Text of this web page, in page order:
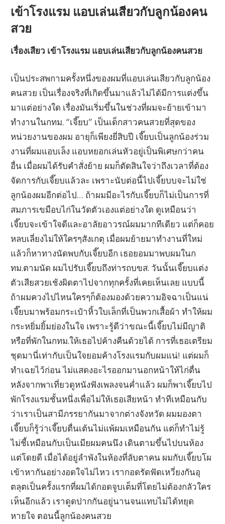
เข้าโรงแรม แอบเล่นเสียวกับลูกน้องคน
สวย
เรื่องเสียว เข้าโรงแรม แอบเล่นเสียวกับลูกน้องคนสวย
เป็นประสพกามครั้งหนึ่งของผมที่แอบเล่นเสียวกับลูกน้อง
คนสวย เป็นเรื่องจริงที่เกิดขึ้นมาแล้วไม่ได้มีการแต่งขึ้น
มาแต่อย่างใด เรื่องมันเริ่มขึ้นในช่วงที่ผมจะย้ายเข้ามา
ทำงานในกทม. “เจี๊ยบ” เป็นเด็กสาวคนสวยที่สุดของ
หน่วยงานของผม อายุก็เพียงยี่สิบปี เจี๊ยบเป็นลูกน้องร่วม
งานที่ผมแอบเล็ง แอบหยอกเล่นหัวอยู่เป็นพิเศษกว่าคน
อื่น เมื่อผมได้รับคำสั่งย้าย ผมก็ตัดสินใจว่าถึงเวลาที่ต้อง
จัดการกับเจี๊ยบแล้วละ เพราะนับต่อนี้ไปเจี๊ยบบจะไม่ใช่
ลูกน้องผมอีกต่อไป… ถ้าผมมีอะไรกับเจี๊ยบก็ไม่เป็นการที่
สมภารเขมือบไก่ในวัดตัวเองแต่อย่างใด ดูเหมือนว่า
เจี๊ยบจะเข้าใจดีและอาลัยอาวรณ์ผมมากทีเดียว แต่ก็คอย
หลบเลี่ยงไม่ให้ใครๆสังเกตุ เมื่อผมย้ายมาทำงานที่ใหม่
แล้วก็หาทางนัดพบกับเจี๊ยบอีก เธอยอมมาพบผมในก
ทม.ตามนัด ผมไปรับเจี๊ยบถึงท่ารถบขส. วันนั้นเจี๊ยบแต่ง
ตัวเสียสวยเช้งผิดตาไปจากทุกครั้งที่เคยเห็นเลย แบบนี้
ถ้าผมควงไปไหนใครๆก็ต้องมองด้วยความอิจฉาเป็นแน่
เจี๊ยบมาพร้อมกระเป๋าหิ้วใบเล็กที่เป็นพวกเสื้อผ้า ทำให้ผม
กระหยิ่มยิ้มย่องในใจ เพราะรู้ดีว่าขณะนี้เจี๊ยบไม่มีญาติ
หรือที่พักในกทม.ให้เธอไปค้างคืนด้วยได้ การที่เธอเตรียม
ชุดมานี่เท่ากับเป็นใจยอมค้างโรงแรมกับผมแน่! แต่ผมก็
ทำเฉยไว้ก่อน ไม่แสดงอะไรออกมานอกหน้าให้ไก่ตื่น
หลังจากพาเที่ยวดูหนังฟังเพลงจนค่ำแล้ว ผมก็พาเจี๊ยบไป
พักโรงแรมชั้นหนึ่งเพื่อไม่ให้เธอเสียหน้า ทำทีเหมือนกับ
ว่าเราเป็นสามีภรรยากันมาจากต่างจังหวัด ผมมองตา
เจี๊ยบก็รู้ว่าเจี๊ยบตื่นเต้นไม่แพ้ผมเหมือนกัน แต่ก็ทำไม่รู้
ไม่ชี้เหมือนกับเป็นเมียผมคนนึง เดินตามขึ้นไปบนห้อง
แต่โดยดี เมื่อได้อยู่ลำพังในห้องที่ลับตาคน ผมกับเจี๊ยบโผ
เข้าหากันอย่างอดใจไม่ไหว เรากอดรัดฟัดเหวี่ยงกันอุ
ตลุตเป็นครั้งแรกที่ผมได้กอดจูบเต็มที่โดยไม่ต้องกลัวใคร
เห็นอีกแล้ว เราดูดปากกันอยู่นานจนแทบไม่ได้หยุด
หายใจ ตอนนี้ลูกน้องคนสวย